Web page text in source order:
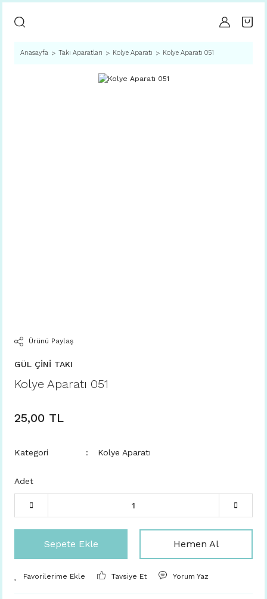
Anasayfa Takı Aparatları Kolye Aparatı Kolye Aparatı 051
Ürünü Paylaş
GÜL ÇİNİ TAKI
Kolye Aparatı 051
25,00 TL
Kategori Kolye Aparatı
Adet
Sepete Ekle Hemen Al
Tavsiye Et Yorum Yaz